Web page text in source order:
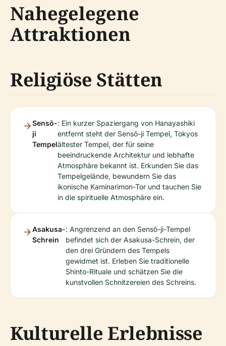
Nahegelegene
Attraktionen
Religiöse Stätten
Sensō-
ji
Tempel
: Ein kurzer Spaziergang von Hanayashiki
entfernt steht der Sensō-ji Tempel, Tokyos
ältester Tempel, der für seine
beeindruckende Architektur und lebhafte
Atmosphäre bekannt ist. Erkunden Sie das
Tempelgelände, bewundern Sie das
ikonische Kaminarimon-Tor und tauchen Sie
in die spirituelle Atmosphäre ein.
Asakusa-
Schrein
: Angrenzend an den Sensō-ji-Tempel
befindet sich der Asakusa-Schrein, der
den drei Gründern des Tempels
gewidmet ist. Erleben Sie traditionelle
Shinto-Rituale und schätzen Sie die
kunstvollen Schnitzereien des Schreins.
Kulturelle Erlebnisse